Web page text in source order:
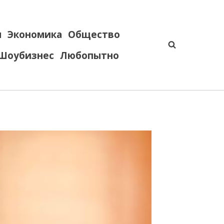
Экономика Общество
Любопытно